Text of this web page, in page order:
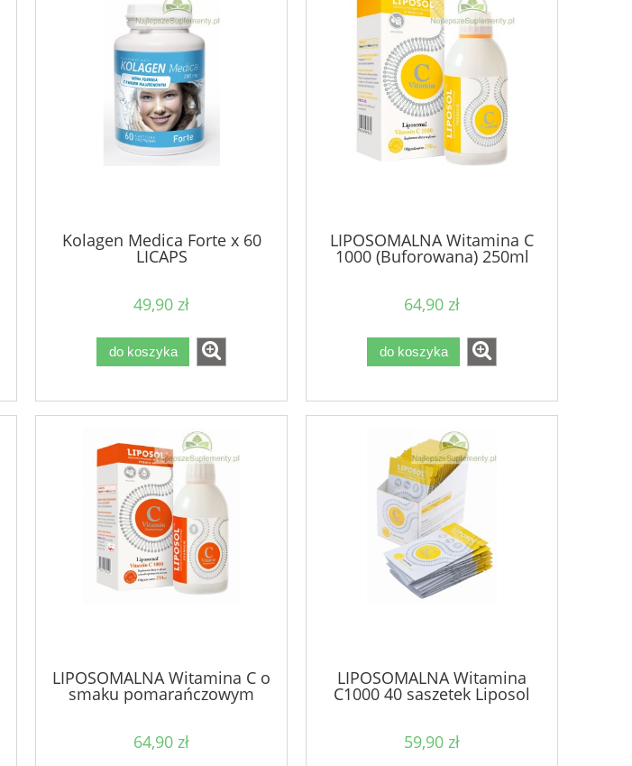
Kolagen Medica Forte x 60
LICAPS
49,90 zł
do koszyka
LIPOSOMALNA Witamina C
1000 (Buforowana) 250ml
64,90 zł
do koszyka
LIPOSOMALNA Witamina C o
smaku pomarańczowym
250ml LIPOSOL
64,90 zł
LIPOSOMALNA Witamina
C1000 40 saszetek Liposol
59,90 zł